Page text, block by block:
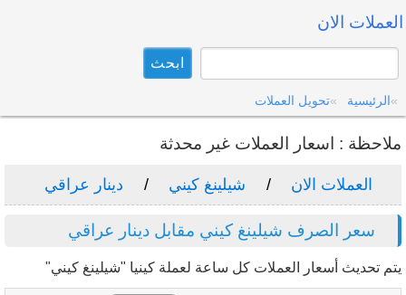
العملات الان
الرئيسية تحويل العملات
ملاحظة : اسعار العملات غير محدثة
العملات الان شيلينغ كيني دينار عراقي
سعر الصرف شيلينغ كيني مقابل دينار عراقي
يتم تحديث أسعار العملات كل ساعة لعملة كينيا "شيلينغ كيني"